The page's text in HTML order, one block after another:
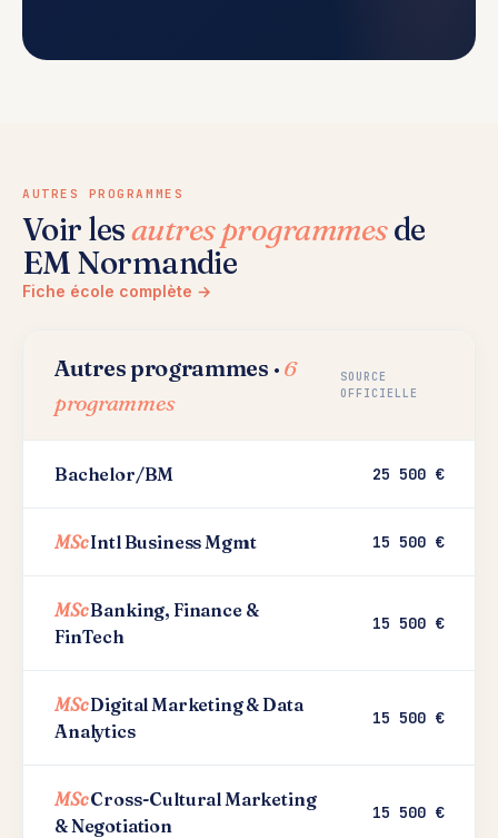
AUTRES PROGRAMMES
Voir lesautres programmesde
EM Normandie
Fiche école complète →
Autres programmes · 6
programmes
SOURCE
OFFICIELLE
Bachelor/BM 25 500 €
MScIntl Business Mgmt 15 500 €
MScBanking, Finance &
FinTech
15 500 €
MScDigital Marketing & Data
Analytics
15 500 €
MScCross-Cultural Marketing
& Negotiation
15 500 €